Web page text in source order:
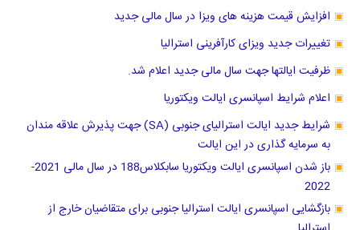
افزایش قیمت هزینه های ویزا در سال مالی جدید
تغییرات جدید ویزای کارآفرینی استرالیا
ظرفیت ایالتها جهت سال مالی جدید اعلام شد.
اعلام شرایط اسپانسری ایالت ویکتوریا
شرایط جدید ایالت استرالیای جنوبی (SA) جهت پذیرش علاقه مندان
به سرمایه گذاری در این ایالت
باز شدن اسپانسری ایالت ویکتوریا سابکلاس188 در سال مالی 2021-
2022
بازگشایی اسپانسری ایالت استرالیا جنوبی برای متقاضیان خارج از
استرالیا